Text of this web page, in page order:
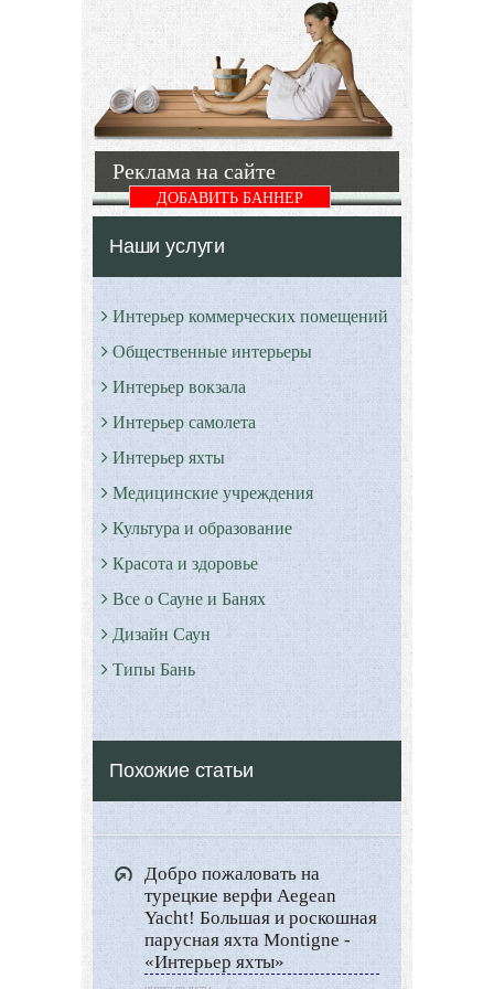
модель,
презентованная
в 2012 году
итальянской
судостроительной
компанией.
Подробнее
общественности
новый
шедевр —
скоростной
крейсер
Kestrel 106.
Подробнее
Реклама на сайте
ДОБАВИТЬ БАННЕР
Наши услуги
Интерьер коммерческих помещений
Общественные интерьеры
Интерьер вокзала
Интерьер самолета
Интерьер яхты
Медицинские учреждения
Культура и образование
Красота и здоровье
Все о Сауне и Банях
Дизайн Саун
Типы Бань
Декор
Двор и сад
Архитектура
Дизайн интерьера
Ландшафтный дизайн
LIMITED EDITION
Видео новости
Похожие статьи
Добро пожаловать на
турецкие верфи Aegean
Yacht! Большая и роскошная
парусная яхта Montigne -
«Интерьер яхты»